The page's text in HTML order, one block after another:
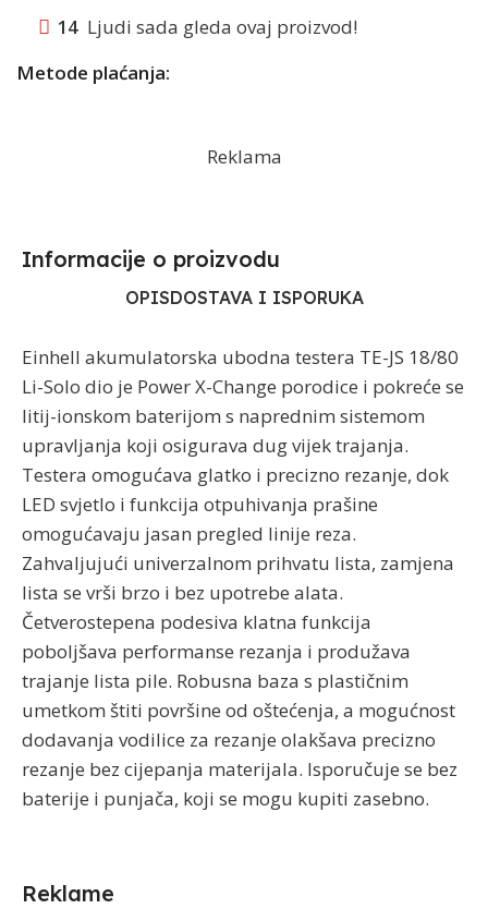
14 Ljudi sada gleda ovaj proizvod!
Metode plaćanja:
Reklama
Informacije o proizvodu​
OPISDOSTAVA I ISPORUKA
Einhell akumulatorska ubodna testera TE-JS 18/80
Li-Solo dio je Power X-Change porodice i pokreće se
litij-ionskom baterijom s naprednim sistemom
upravljanja koji osigurava dug vijek trajanja.
Testera omogućava glatko i precizno rezanje, dok
LED svjetlo i funkcija otpuhivanja prašine
omogućavaju jasan pregled linije reza.
Zahvaljujući univerzalnom prihvatu lista, zamjena
lista se vrši brzo i bez upotrebe alata.
Četverostepena podesiva klatna funkcija
poboljšava performanse rezanja i produžava
trajanje lista pile. Robusna baza s plastičnim
umetkom štiti površine od oštećenja, a mogućnost
dodavanja vodilice za rezanje olakšava precizno
rezanje bez cijepanja materijala. Isporučuje se bez
baterije i punjača, koji se mogu kupiti zasebno.
Reklame